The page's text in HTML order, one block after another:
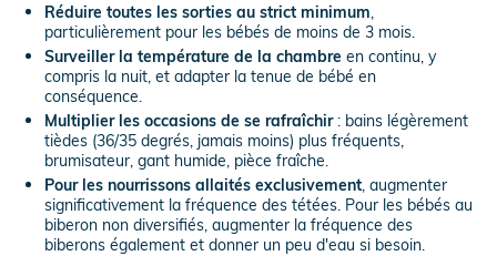
Réduire toutes les sorties au strict minimum,
particulièrement pour les bébés de moins de 3 mois.
Surveiller la température de la chambre en continu, y
compris la nuit, et adapter la tenue de bébé en
conséquence.
Multiplier les occasions de se rafraîchir: bains légèrement
tièdes (36/35 degrés, jamais moins) plus fréquents,
brumisateur, gant humide, pièce fraîche.
Pour les nourrissons allaités exclusivement, augmenter
significativement la fréquence des tétées. Pour les bébés au
biberon non diversifiés, augmenter la fréquence des
biberons également et donner un peu d'eau si besoin.